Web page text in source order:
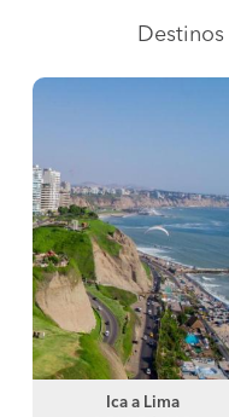
Destinos
Ica a Lima